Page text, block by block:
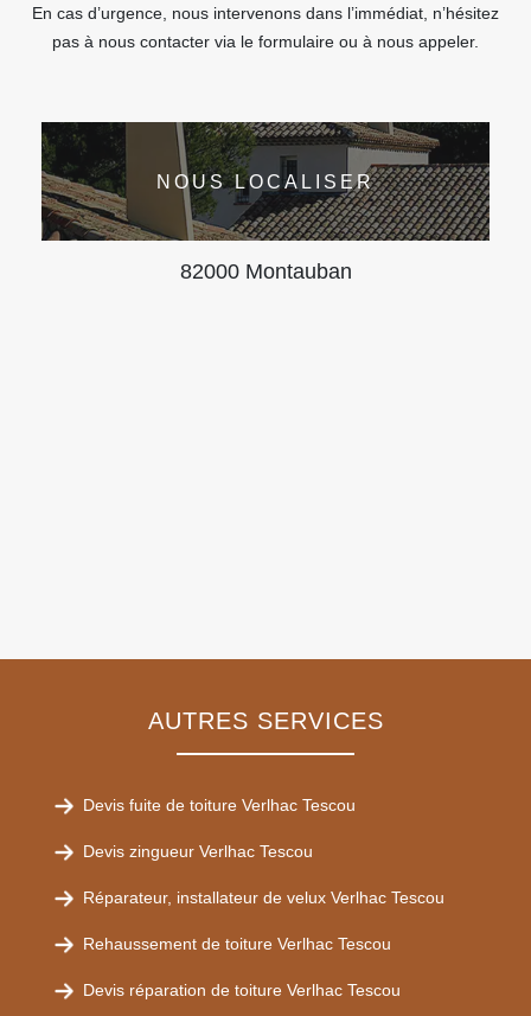
En cas d’urgence, nous intervenons dans l’immédiat, n’hésitez
pas à nous contacter via le formulaire ou à nous appeler.
NOUS LOCALISER
82000 Montauban
AUTRES SERVICES
Devis fuite de toiture Verlhac Tescou
Devis zingueur Verlhac Tescou
Réparateur, installateur de velux Verlhac Tescou
Rehaussement de toiture Verlhac Tescou
Devis réparation de toiture Verlhac Tescou